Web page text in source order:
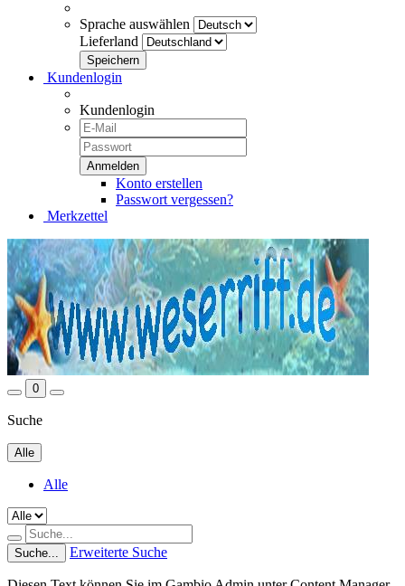
Sprache auswählen
Lieferland
Kundenlogin
Kundenlogin
Konto erstellen
Passwort vergessen?
Merkzettel
0
Suche
Alle
Alle
Suche... Erweiterte Suche